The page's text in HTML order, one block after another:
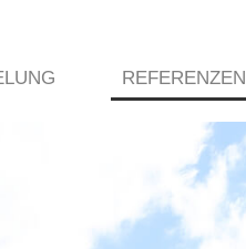
REFERENZEN